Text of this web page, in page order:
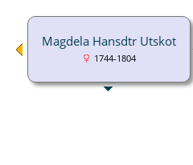
Magdela Hansdtr Utskot
1744-1804